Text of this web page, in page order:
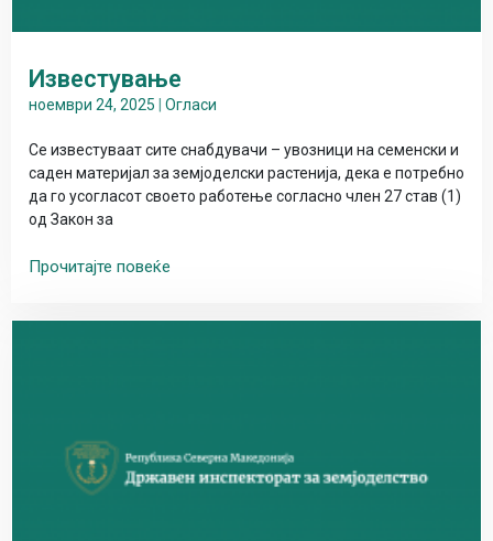
Известување
ноември 24, 2025 Огласи
Се известуваат сите снабдувачи – увозници на семенски и
саден материјал за земјоделски растенија, дека е потребно
да го усогласот своето работење согласно член 27 став (1)
од Закон за
Прочитајте повеќе